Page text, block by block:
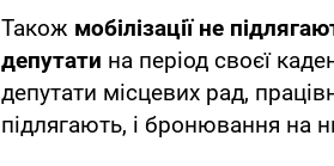
Також мобілізації не
депутати на період своєї
депутати місцевих рад,
підлягають, і бронювання на